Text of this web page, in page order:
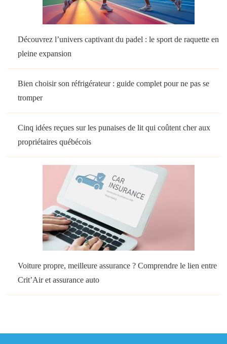
Découvrez l’univers captivant du padel : le sport de raquette en
pleine expansion
Bien choisir son réfrigérateur : guide complet pour ne pas se
tromper
Cinq idées reçues sur les punaises de lit qui coûtent cher aux
propriétaires québécois
Voiture propre, meilleure assurance ? Comprendre le lien entre
Crit’Air et assurance auto